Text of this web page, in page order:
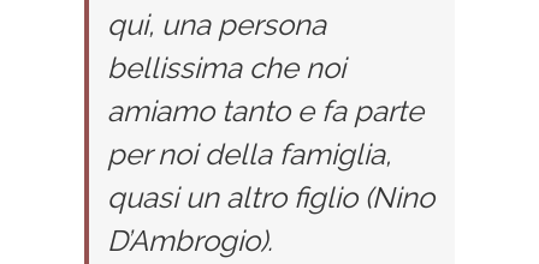
qui, una persona
bellissima che noi
amiamo tanto e fa parte
per noi della famiglia,
quasi un altro figlio (Nino
D’Ambrogio).